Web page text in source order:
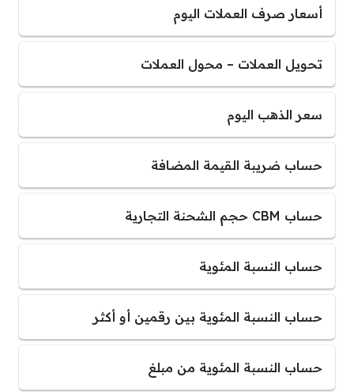
أسعار صرف العملات اليوم
تحويل العملات – محول العملات
سعر الذهب اليوم
حساب ضريبة القيمة المضافة
حساب CBM حجم الشحنة التجارية
حساب النسبة المئوية
حساب النسبة المئوية بين رقمين أو أكثر
حساب النسبة المئوية من مبلغ